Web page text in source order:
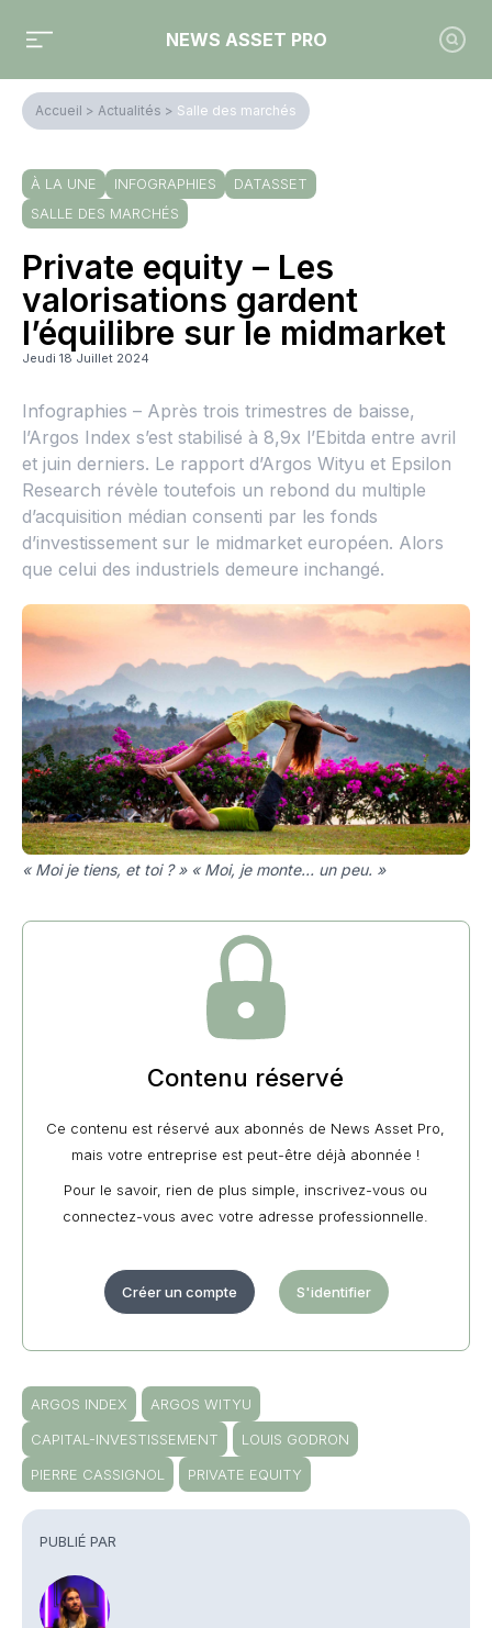
NEWS ASSET PRO
Accueil > Actualités > Salle des marchés
PUBLIÉ PAR
À LA UNE INFOGRAPHIES
DATASSET
SALLE DES MARCHÉS
Private equity – Les
valorisations gardent
l’équilibre sur le midmarket
Jeudi 18 Juillet 2024
Infographies – Après trois trimestres de baisse,
l’Argos Index s’est stabilisé à 8,9x l’Ebitda entre avril
et juin derniers. Le rapport d’Argos Wityu et Epsilon
Research révèle toutefois un rebond du multiple
d’acquisition médian consenti par les fonds
d’investissement sur le midmarket européen. Alors
que celui des industriels demeure inchangé.
« Moi je tiens, et toi ? » « Moi, je monte… un peu. »
Contenu réservé
Ce contenu est réservé aux abonnés de News Asset Pro,
mais votre entreprise est peut-être déjà abonnée !
Pour le savoir, rien de plus simple, inscrivez-vous ou
connectez-vous avec votre adresse professionnelle.
Créer un compte S'identifier
ARGOS INDEX
ARGOS WITYU
CAPITAL-INVESTISSEMENT
LOUIS GODRON
PIERRE CASSIGNOL
PRIVATE EQUITY